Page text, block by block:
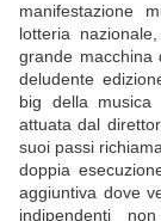
manifestazione
lotteria
grande macchina
deludente
big della musica
attuata dal
suoi passi
doppia
aggiuntiva dove
indipendenti